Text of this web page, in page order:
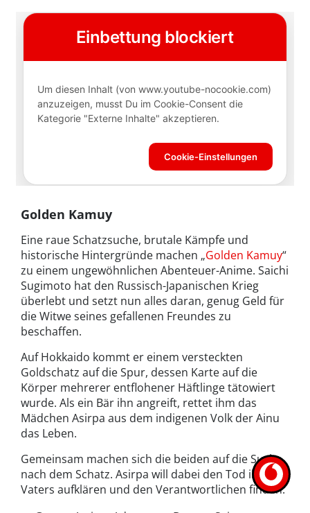
Golden Kamuy
Eine raue Schatzsuche, brutale Kämpfe und
historische Hintergründe machen „Golden Kamuy“
zu einem ungewöhnlichen Abenteuer-Anime. Saichi
Sugimoto hat den Russisch-Japanischen Krieg
überlebt und setzt nun alles daran, genug Geld für
die Witwe seines gefallenen Freundes zu
beschaffen.
Auf Hokkaido kommt er einem versteckten
Goldschatz auf die Spur, dessen Karte auf die
Körper mehrerer entflohener Häftlinge tätowiert
wurde. Als ein Bär ihn angreift, rettet ihm das
Mädchen Asirpa aus dem indigenen Volk der Ainu
das Leben.
Gemeinsam machen sich die beiden auf die Suche
nach dem Schatz. Asirpa will dabei den Tod ihres
Vaters aufklären und den Verantwortlichen finden.